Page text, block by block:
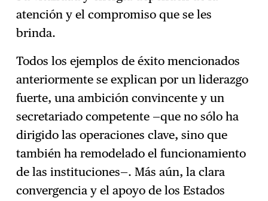
atención y el compromiso que se les
brinda.
Todos los ejemplos de éxito mencionados
anteriormente se explican por un liderazgo
fuerte, una ambición convincente y un
secretariado competente —que no sólo ha
dirigido las operaciones clave, sino que
también ha remodelado el funcionamiento
de las instituciones—. Más aún, la clara
convergencia y el apoyo de los Estados